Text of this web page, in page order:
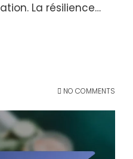
La résilience…
NO COMMENTS